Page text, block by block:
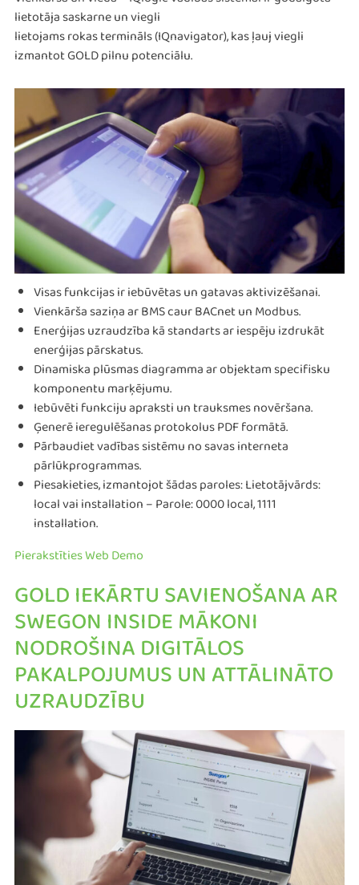
lietotāja saskarne un viegli
lietojams rokas termināls (IQnavigator), kas ļauj viegli
izmantot GOLD pilnu potenciālu.
Visas funkcijas ir iebūvētas un gatavas aktivizēšanai.
Vienkārša saziņa ar BMS caur BACnet un Modbus.
Enerģijas uzraudzība kā standarts ar iespēju izdrukāt
enerģijas pārskatus.
Dinamiska plūsmas diagramma ar objektam specifisku
komponentu marķējumu.
Iebūvēti funkciju apraksti un trauksmes novēršana.
Ģenerē ieregulēšanas protokolus PDF formātā.
Pārbaudiet vadības sistēmu no savas interneta
pārlūkprogrammas.
Piesakieties, izmantojot šādas paroles: Lietotājvārds:
local vai installation – Parole: 0000 local, 1111
installation.
Pierakstīties Web Demo
GOLD IEKĀRTU SAVIENOŠANA AR
SWEGON INSIDE MĀKONI
NODROŠINA DIGITĀLOS
PAKALPOJUMUS UN ATTĀLINĀTO
UZRAUDZĪBU